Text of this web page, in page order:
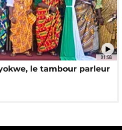
01:58
le tambour parleur